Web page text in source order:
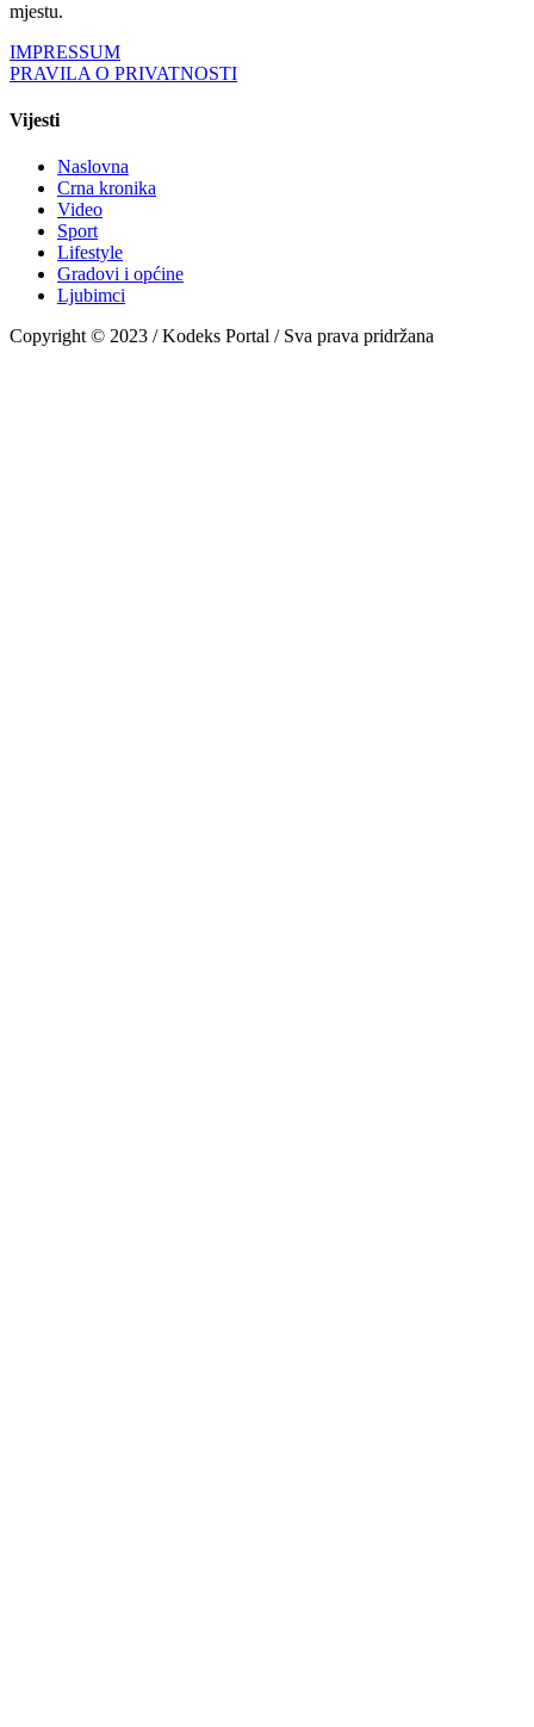
mjestu.
IMPRESSUM
PRAVILA O PRIVATNOSTI
Vijesti
Naslovna
Crna kronika
Video
Sport
Lifestyle
Gradovi i općine
Ljubimci
Copyright © 2023 / Kodeks Portal / Sva prava pridržana